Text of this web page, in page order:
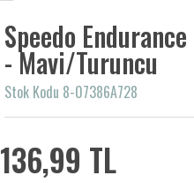
Speedo
- Mavi/Turuncu
Stok Kodu 8-07386A728
136,99 TL